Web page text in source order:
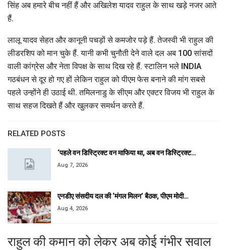
सिंह अब हमारे बीच नहीं हैं और अखिलेश यादव राहुल के साथ खड़े नजर आते
हैं.
लालू यादव सेहत और कानूनी पचड़ों से कमजोर पड़े हैं. तेजस्वी भी राहुल की
लीडरशिप को मान चुके हैं. यानी कभी चुनौती देने वाले दल अब 100 सांसदों
वाली कांग्रेस और नेता विपक्ष के साथ दिख रहे हैं. स्टालिन भले INDIA
गठबंधन से दूर हो गए हों लेकिन राहुल को पीएम फेस बनाने की मांग सबसे
पहले उन्होंने ही उठाई थी. तमिलनाडु के सीएम और एक्टर विजय भी राहुल के
साथ सहज दिखते हैं और खुलकर समर्थन करते हैं.
RELATED POSTS
‘पहले वन डिस्ट्रिक्ट वन माफिया था, अब वन डिस्ट्रिक्ट…
Aug 7, 2026
एनडीए संसदीय दल की ‘मंगल मिलन’ बैठक, पीएम मोदी…
Aug 4, 2026
राहुल की कमान को लेकर अब कोई गंभीर सवाल